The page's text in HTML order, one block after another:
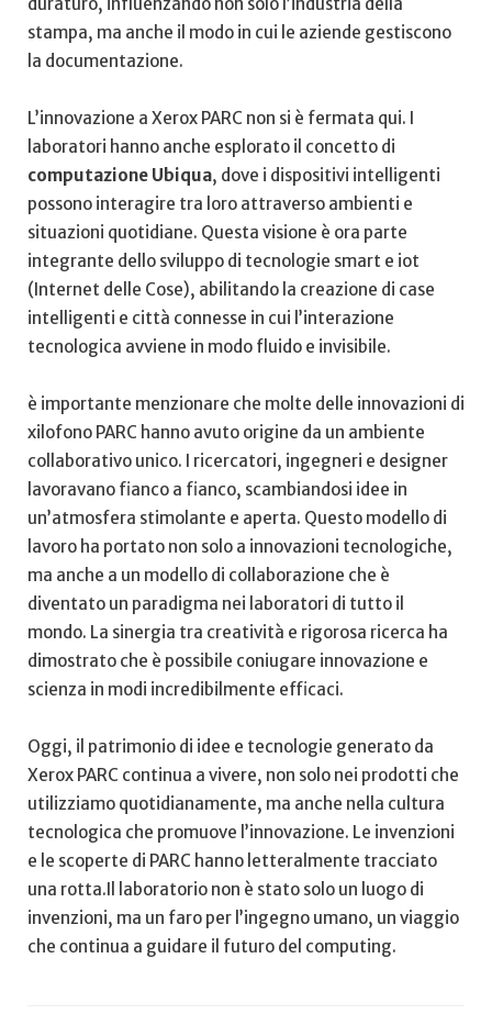
stampa, ma ‌anche il modo in cui le aziende gestiscono
la documentazione.
L’innovazione a Xerox PARC non si è fermata qui. I
laboratori hanno anche esplorato ‌il concetto di
computazione Ubiqua, dove i dispositivi ‌intelligenti
possono interagire tra loro attraverso ambienti e
situazioni quotidiane. ‌Questa visione è ora parte
integrante dello​ sviluppo di tecnologie smart e iot⁢
(Internet delle Cose), abilitando la ⁣creazione di⁢ case
intelligenti e città connesse in cui l’interazione
tecnologica avviene in modo⁢ fluido e invisibile.
è importante menzionare che molte delle innovazioni di
xilofono PARC hanno avuto origine da ​un ambiente
collaborativo unico. I ricercatori, ingegneri e designer
⁣lavoravano fianco a fianco,⁢ scambiandosi idee in
un’atmosfera stimolante e⁤ aperta. Questo modello di
lavoro ha portato non solo a innovazioni tecnologiche,⁤
ma anche a un modello di collaborazione che è
diventato un paradigma nei laboratori di tutto il
mondo. La sinergia tra creatività e ⁤rigorosa ricerca ha
dimostrato che è possibile coniugare innovazione e
scienza in modi incredibilmente efficaci.
Oggi, il patrimonio di idee e tecnologie generato da
Xerox PARC continua a vivere, non solo nei prodotti che
utilizziamo⁣ quotidianamente, ma anche ⁢nella cultura
tecnologica‍ che promuove ⁢l’innovazione. Le invenzioni
e le ⁤scoperte di PARC hanno letteralmente tracciato
una‌ rotta.Il laboratorio non è stato solo un luogo di
invenzioni, ma un faro per l’ingegno umano,‍ un ​viaggio
che ⁣continua a ⁣guidare il futuro del computing.